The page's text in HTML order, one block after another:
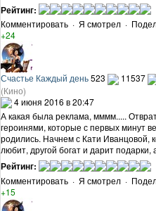
Рейтинг:
Комментировать · Я смотрел ·
+24
Счастье Каждый день523 11537
(Кино)
4 июня 2016 в 20:47
А какая была реклама, мммм.....
героинями, которые с первых минут
родились. Начнем с Кати Иванцовой,
любит, другой богат и дарит подарки,
Рейтинг:
Комментировать · Я смотрел ·
+15